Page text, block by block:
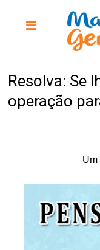
Resolva: Se
operação
Um